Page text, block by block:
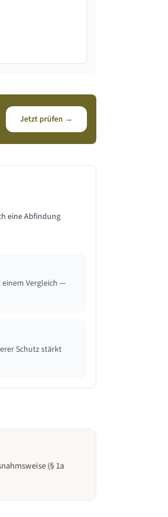
Jetzt prüfen →
eine Abfindung
Vergleich —
Schutz stärkt
(§ 1a